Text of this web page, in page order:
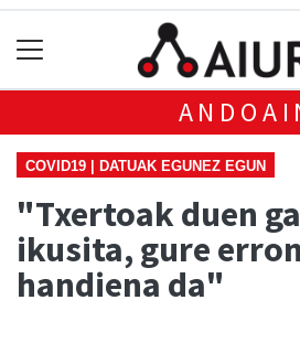
COVID19 | DATUAK EGUNEZ EGUN
"Txertoak duen
ikusita, gure
handiena da"